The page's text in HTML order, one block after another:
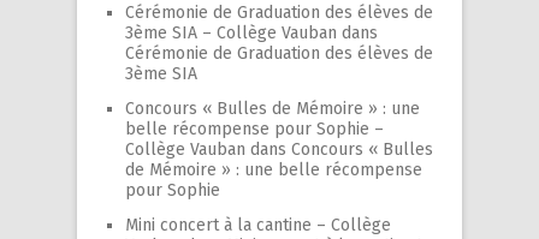
Cérémonie de Graduation des élèves de
3ème SIA – Collège Vauban dans
Cérémonie de Graduation des élèves de
3ème SIA
Concours « Bulles de Mémoire » : une
belle récompense pour Sophie –
Collège Vauban dans Concours « Bulles
de Mémoire » : une belle récompense
pour Sophie
Mini concert à la cantine – Collège